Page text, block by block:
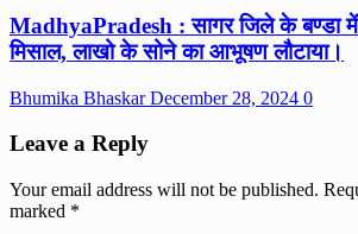
MadhyaPradesh : सागर जिले के बण्डा में
मिसाल, लाखो के सोने का आभूषण लौटाया।
Bhumika BhaskarDecember 28, 2024 0
Leave a Reply
Your email address will not be published.
marked *